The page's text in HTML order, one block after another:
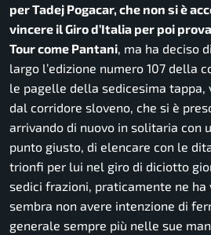
per Tadej Pogacar, che non si è
vincere il Giro d’Italia per poi
Tour come Pantani, ma ha deciso
largo l’edizione numero 107 della
le pagelle della sedicesima tappa,
dal corridore sloveno, che si è
arrivando di nuovo in solitaria con
punto giusto, di elencare con le
trionfi per lui nel giro di diciotto
sedici frazioni, praticamente ne ha
sembra non avere intenzione di
generale sempre più nelle sue